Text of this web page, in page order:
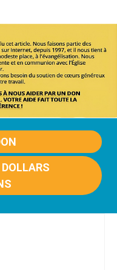
DOLLARS